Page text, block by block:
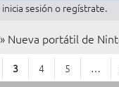
inicia sesión o regístrate.
» Nueva portátil de
3 4 5 …